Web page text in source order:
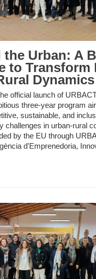
the Urban: A
to Transform
Dynamics
official launch of
three-year program
sustainable, and
challenges in urban-rural
by the EU through
d'Emprenedoria,